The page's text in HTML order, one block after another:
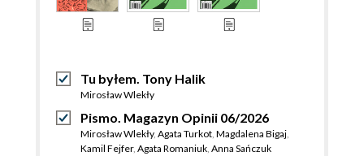
Tu byłem. Tony Halik
Mirosław Wlekły
Pismo. Magazyn Opinii 06/2026
Mirosław Wlekły, Agata Turkot, Magdalena Bigaj,
Kamil Fejfer, Agata Romaniuk, Anna Sańczuk